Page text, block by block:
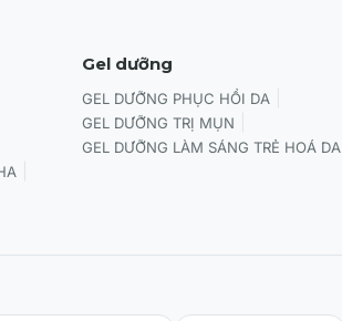
Gel dưỡng
GEL DƯỠNG PHỤC HỒI DA
GEL DƯỠNG TRỊ MỤN
GEL DƯỠNG LÀM SÁNG TRẺ HOÁ DA